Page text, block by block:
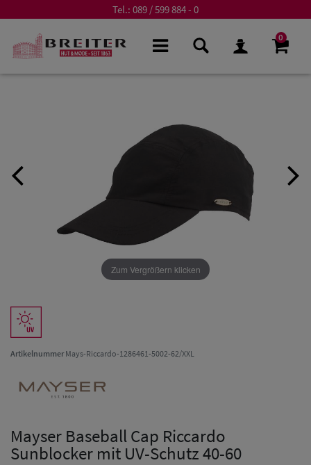
Tel.: 089 / 599 884 - 0
0
Zum Vergrößern klicken
ArtikelnummerMays-Riccardo-1286461-5002-62/XXL
Mayser Baseball Cap Riccardo
Sunblocker mit UV-Schutz 40-60